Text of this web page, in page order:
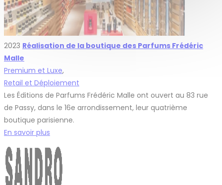
2023 Réalisation de la boutique des Parfums Frédéric
Malle
Premium et Luxe,
Retail et Déploiement
Les Éditions de Parfums Frédéric Malle ont ouvert au 83 rue
de Passy, dans le 16e arrondissement, leur quatrième
boutique parisienne.
En savoir plus